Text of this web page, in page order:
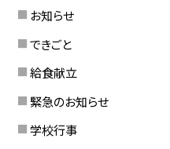
お知らせ
できごと
給食献立
緊急のお知らせ
学校行事